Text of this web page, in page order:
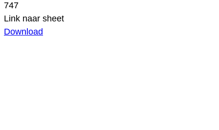
747
Link naar sheet
Download